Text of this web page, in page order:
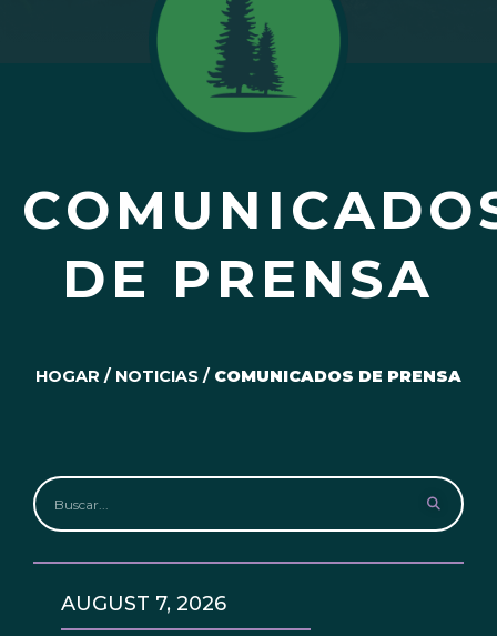
DE PRENSA
HOGAR / NOTICIAS / COMUNICADOS DE PRENSA
AUGUST 7, 2026